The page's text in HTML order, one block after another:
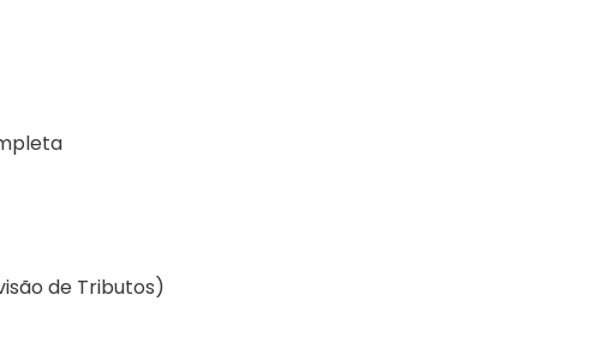
de Tributos)